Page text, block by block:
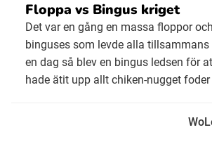
Floppa vs Bingus kriget
Det var en gång en massa floppor
binguses som levde alla
en dag så blev en bingus ledsen för
hade ätit upp allt chiken-nugget